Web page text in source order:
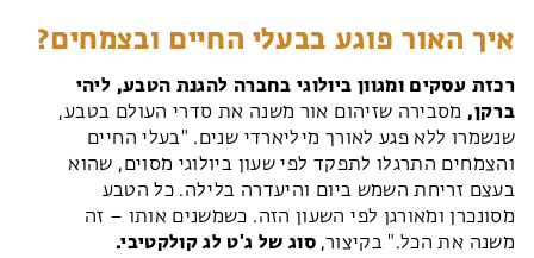
איך האור פוגע בבעלי החיים ובצמחים?
רכזת עסקים ומגוון ביולוגי בחברה להגנת הטבע, ליהי
ברקן, מסבירה שזיהום אור משנה את סדרי העולם בטבע,
שנשמרו ללא פגע לאורך מיליארדי שנים. "בעלי החיים
והצמחים התרגלו לתפקד לפי שעון ביולוגי מסוים, שהוא
בעצם זריחת השמש ביום והיעדרה בלילה. כל הטבע
מסונכרן ומאורגן לפי השעון הזה. כשמשנים אותו – זה
משנה את הכל." בקיצור, סוג של ג'ט לג קולקטיבי.